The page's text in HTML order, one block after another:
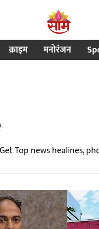
क्राइम मनोरंजन
Top news healines,